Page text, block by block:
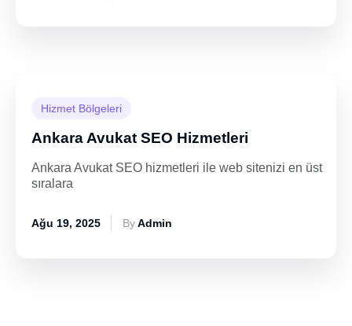
Hizmet Bölgeleri
Ankara Avukat SEO Hizmetleri
Ankara Avukat SEO hizmetleri ile web sitenizi en üst
sıralara
Ağu 19, 2025 ByAdmin